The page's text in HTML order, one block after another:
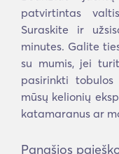
patvirtintas
Suraskite ir
minutes. Galite
su mumis, jei
pasirinkti
mūsų kelionių
katamaranus ar
Panašios